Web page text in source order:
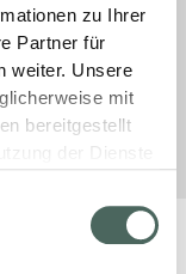
zu Ihrer
Partner für
weiter. Unsere
mit
bereitgestellt
der Dienste